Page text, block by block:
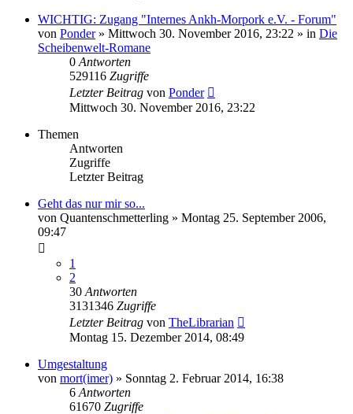
WICHTIG: Zugang "Internes Ankh-Morpork e.V. - Forum"
von Ponder» Mittwoch 30. November 2016, 23:22 » in Die
Scheibenwelt-Romane
0 Antworten
529116 Zugriffe
Letzter Beitrag von Ponder
Mittwoch 30. November 2016, 23:22
Themen
Antworten
Zugriffe
Letzter Beitrag
Geht das nur mir so...
von Quantenschmetterling » Montag 25. September 2006,
09:47
1
2
30 Antworten
3131346 Zugriffe
Letzter Beitrag von TheLibrarian
Montag 15. Dezember 2014, 08:49
Umgestaltung
von mort(imer) » Sonntag 2. Februar 2014, 16:38
6 Antworten
61670 Zugriffe